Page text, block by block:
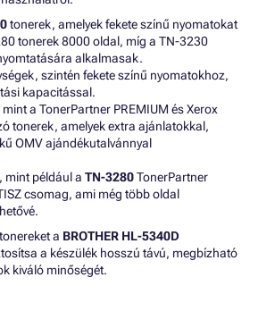
tonerek, amelyek fekete színű nyomatokat
tonerek 8000 oldal, míg a TN-3230
alkalmasak.
szintén fekete színű nyomatokhoz,
kapacitással.
a TonerPartner PREMIUM és Xerox
tonerek, amelyek extra ajánlatokkal,
OMV ajándékutalvánnyal
mint például a TN-3280TonerPartner
csomag, ami még több oldal
a BROTHER HL-5340D
a készülék hosszú távú, megbízható
kiváló minőségét.